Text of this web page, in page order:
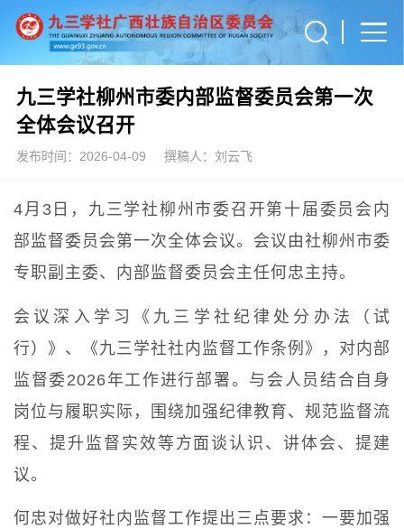
九三学社柳州市委内部监督委员会第一次
全体会议召开
发布时间：2026-04-09 撰稿人：刘云飞
4月3日，九三学社柳州市委召开第十届委员会内
部监督委员会第一次全体会议。会议由社柳州市委
专职副主委、内部监督委员会主任何忠主持。
会议深入学习《九三学社纪律处分办法（试
行）》、《九三学社社内监督工作条例》，对内部
监督委2026年工作进行部署。与会人员结合自身
岗位与履职实际，围绕加强纪律教育、规范监督流
程、提升监督实效等方面谈认识、讲体会、提建
议。
何忠对做好社内监督工作提出三点要求：一要加强